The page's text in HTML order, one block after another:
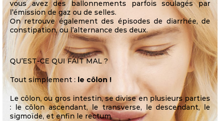
vous avez des ballonnements parfois soulagés par
l’émission de gaz ou de selles.
On retrouve également des épisodes de diarrhée, de
constipation, ou l’alternance des deux.
QU’EST-CE QUI FAIT MAL ?
Tout simplement : le côlon !
Le côlon, ou gros intestin, se divise en plusieurs parties
: le côlon ascendant, le transverse, le descendant, le
sigmoïde, et enfin le rectum.